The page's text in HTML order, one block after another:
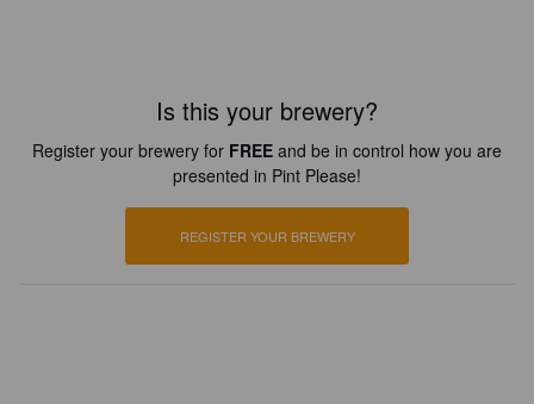
Is this your brewery?
Register your brewery for FREE and be in control how you are
presented in Pint Please!
REGISTER YOUR BREWERY